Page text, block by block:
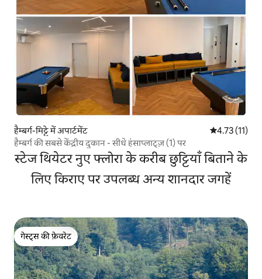
हैम्बर्ग-मिट्टे में अपार्टमेंट औसत रेटिंग 5 में
4.73 (11)
हैम्बर्ग की सबसे केंद्रीय दुकान - सीधे हंसाप्लाट्ज़ (1) पर
स्टेज थियेटर नुए फ्लोरा के करीब छुट्टियाँ बिताने के
लिए किराए पर उपलब्ध अन्य शानदार जगहें
गेस्ट्स की फ़ेवरेट
गेस्ट्स की फ़ेवरेट